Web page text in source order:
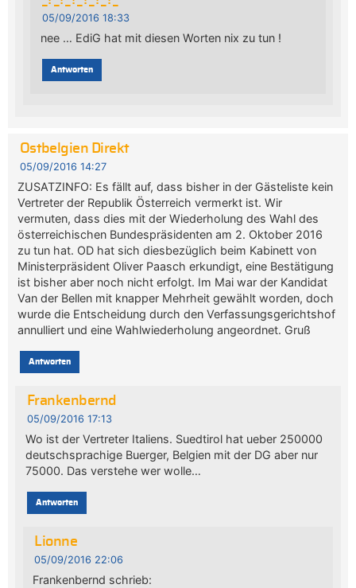
05/09/2016 18:33
nee … EdiG hat mit diesen Worten nix zu tun !
Antworten
Ostbelgien Direkt
05/09/2016 14:27
ZUSATZINFO: Es fällt auf, dass bisher in der Gästeliste kein
Vertreter der Republik Österreich vermerkt ist. Wir
vermuten, dass dies mit der Wiederholung des Wahl des
österreichischen Bundespräsidenten am 2. Oktober 2016
zu tun hat. OD hat sich diesbezüglich beim Kabinett von
Ministerpräsident Oliver Paasch erkundigt, eine Bestätigung
ist bisher aber noch nicht erfolgt. Im Mai war der Kandidat
Van der Bellen mit knapper Mehrheit gewählt worden, doch
wurde die Entscheidung durch den Verfassungsgerichtshof
annulliert und eine Wahlwiederholung angeordnet. Gruß
Antworten
Frankenbernd
05/09/2016 17:13
Wo ist der Vertreter Italiens. Suedtirol hat ueber 250000
deutschsprachige Buerger, Belgien mit der DG aber nur
75000. Das verstehe wer wolle…
Antworten
Lionne
05/09/2016 22:06
Frankenbernd schrieb: